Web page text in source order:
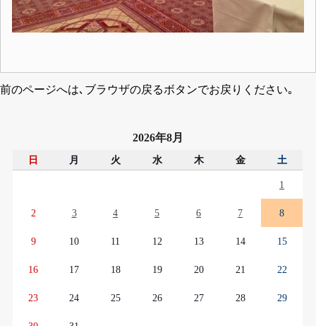
前のページへは､ブラウザの戻るボタンでお戻りください｡
2026年8月
日 月 火 水 木 金 土
1
2 3 4 5 6 7 8
9 10 11 12 13 14 15
16 17 18 19 20 21 22
23 24 25 26 27 28 29